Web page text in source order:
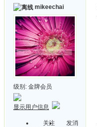
mikeechai
级别: 金牌会员
显示用户信息
关注
发消